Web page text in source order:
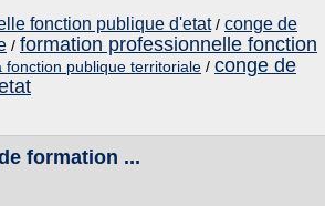
fonction publique d'etat/ conge de
/ formation professionnelle fonction
publique territoriale / conge de
formation ...